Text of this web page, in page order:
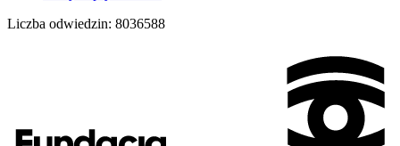
Liczba odwiedzin: 8036588